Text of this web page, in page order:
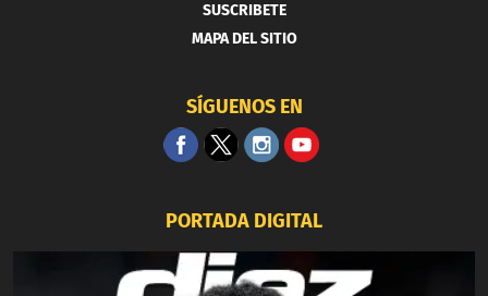
SUSCRIBETE
MAPA DEL SITIO
SÍGUENOS EN
PORTADA DIGITAL